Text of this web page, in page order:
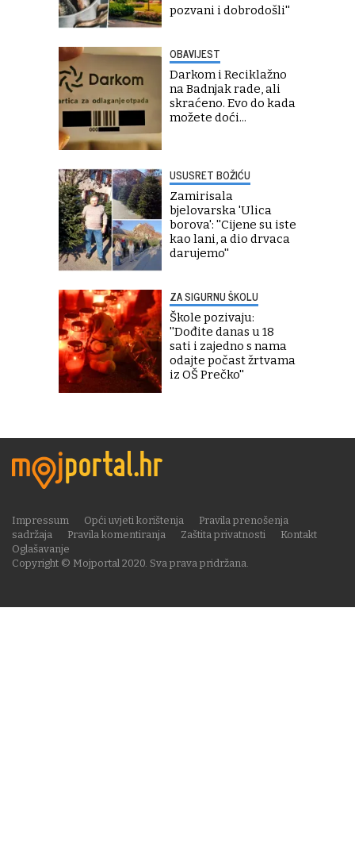
pozvani i dobrodošli''
OBAVIJEST
Darkom i Reciklažno
na Badnjak rade, ali
skraćeno. Evo do kada
možete doći...
USUSRET BOŽIĆU
Zamirisala
bjelovarska 'Ulica
borova': ''Cijene su iste
kao lani, a dio drvaca
darujemo''
ZA SIGURNU ŠKOLU
Škole pozivaju:
''Dođite danas u 18
sati i zajedno s nama
odajte počast žrtvama
iz OŠ Prečko''
Copyright © Mojportal 2020. Sva prava pridržana.
Impressum Opći uvjeti korištenja
Pravila prenošenja
sadržaja
Pravila komentiranja Zaštita privatnosti
Kontakt
Oglašavanje